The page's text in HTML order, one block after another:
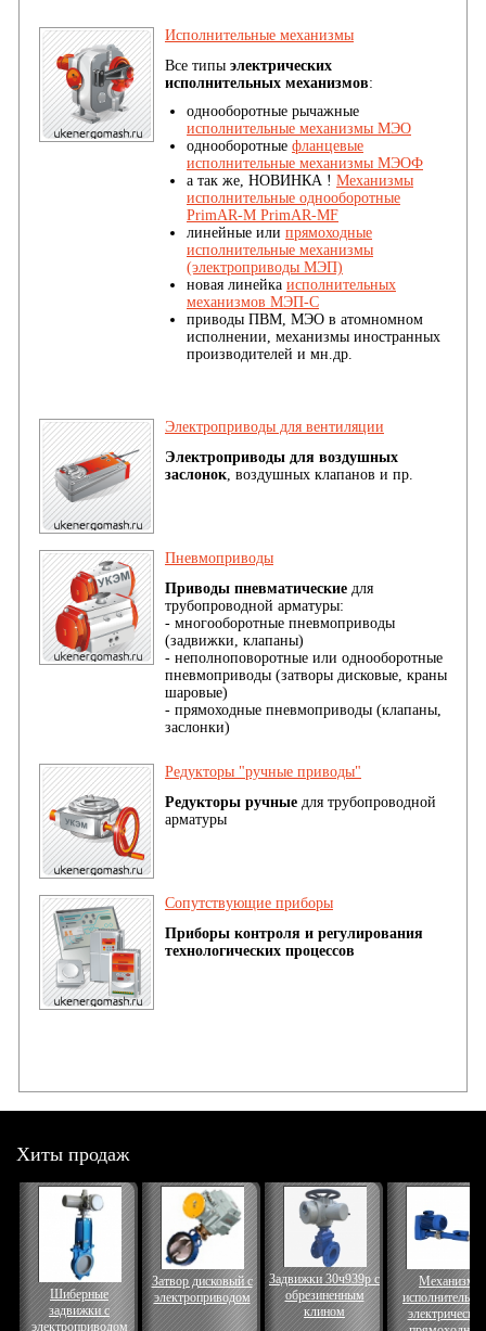
Исполнительные механизмы
Все типы электрических
исполнительных механизмов:
однооборотные рычажные
исполнительные механизмы МЭО
однооборотные фланцевые
исполнительные механизмы МЭОФ
а так же, НОВИНКА ! Механизмы
исполнительные однооборотные
PrimAR-M PrimAR-MF
линейные или прямоходные
исполнительные механизмы
(электроприводы МЭП)
новая линейка исполнительных
механизмов МЭП-С
приводы ПВМ, МЭО в атомномном
исполнении, механизмы иностранных
производителей и мн.др.
Электроприводы для вентиляции
Электроприводы для воздушных
заслонок, воздушных клапанов и пр.
Пневмоприводы
Приводы пневматические для
трубопроводной арматуры:
- многооборотные пневмоприводы
(задвижки, клапаны)
- неполноповоротные или однооборотные
пневмоприводы (затворы дисковые, краны
шаровые)
- прямоходные пневмоприводы (клапаны,
заслонки)
Редукторы "ручные приводы"
Редукторы ручные для трубопроводной
арматуры
Сопутствующие приборы
Приборы контроля и регулирования
технологических процессов
Хиты продаж
Шиберные
задвижки с
электроприводом
Затвор дисковый с
электроприводом
Задвижки 30ч939р с
обрезиненным
клином
Механизм
электрический